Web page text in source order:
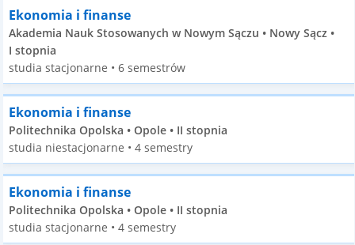
Ekonomia i finanse
Akademia Nauk Stosowanych w Nowym Sączu • Nowy Sącz •
I stopnia
studia stacjonarne • 6 semestrów
Ekonomia i finanse
Politechnika Opolska • Opole • II stopnia
studia niestacjonarne • 4 semestry
Ekonomia i finanse
Politechnika Opolska • Opole • II stopnia
studia stacjonarne • 4 semestry